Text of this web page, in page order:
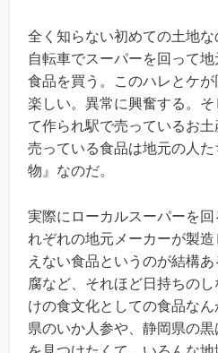
全く知らない初めての土地
自転車でスーパーを回って
食品を買う。このハレとケ
楽しい。異常に興奮する。
て作られ駅で売っているお
売っている食品は地元の人
物』なのだ。
実際にローカルスーパーを
れぞれの地元メーカーが製
えない食品というのが結構
腐など、それほど日持ちの
けの食文化としての食品な
県のいか人参や、静岡県の